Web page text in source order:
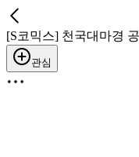
[S코믹스] 천국대마경
관심